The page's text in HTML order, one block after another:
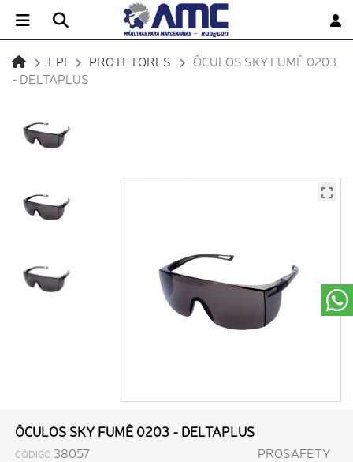
EPI PROTETORES
ÔCULOS SKY FUMÊ 0203
- DELTAPLUS
ÔCULOS SKY FUMÊ 0203 - DELTAPLUS
CÓDIGO 38057
PROSAFETY